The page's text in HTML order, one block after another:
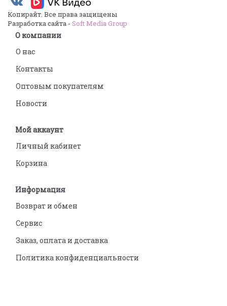
Копирайт. Все права защищены
Разработка сайта - Soft Media Group
О компании
О нас
Контакты
Оптовым покупателям
Новости
Мой аккаунт
Личный кабинет
Корзина
Информация
Возврат и обмен
Сервис
Заказ, оплата и доставка
Политика конфиденциальности